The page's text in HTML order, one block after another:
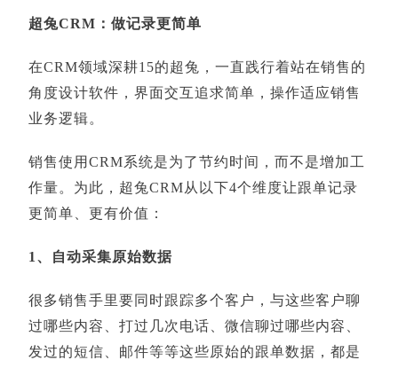
超兔CRM：做记录更简单
在CRM领域深耕15的超兔，一直践行着站在销售的
角度设计软件，界面交互追求简单，操作适应销售
业务逻辑。
销售使用CRM系统是为了节约时间，而不是增加工
作量。为此，超兔CRM从以下4个维度让跟单记录
更简单、更有价值：
1、自动采集原始数据
很多销售手里要同时跟踪多个客户，与这些客户聊
过哪些内容、打过几次电话、微信聊过哪些内容、
发过的短信、邮件等等这些原始的跟单数据，都是